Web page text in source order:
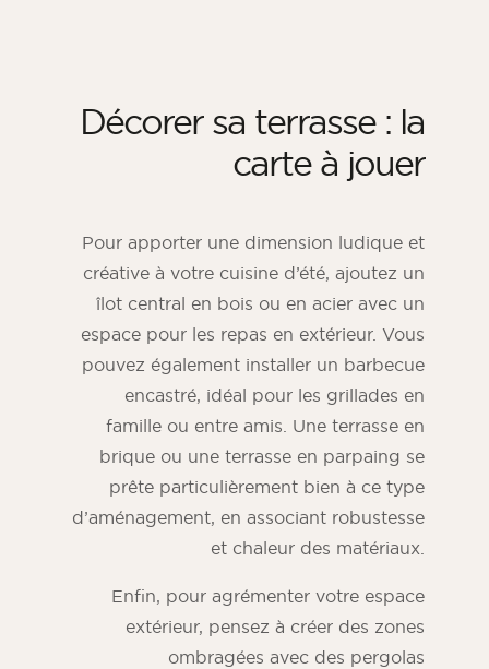
Décorer sa terrasse : la
carte à jouer
Pour apporter une dimension ludique et
créative à votre cuisine d’été, ajoutez un
îlot central en bois ou en acier avec un
espace pour les repas en extérieur. Vous
pouvez également installer un barbecue
encastré, idéal pour les grillades en
famille ou entre amis. Une terrasse en
brique ou une terrasse en parpaing se
prête particulièrement bien à ce type
d’aménagement, en associant robustesse
et chaleur des matériaux.
Enfin, pour agrémenter votre espace
extérieur, pensez à créer des zones
ombragées avec des pergolas